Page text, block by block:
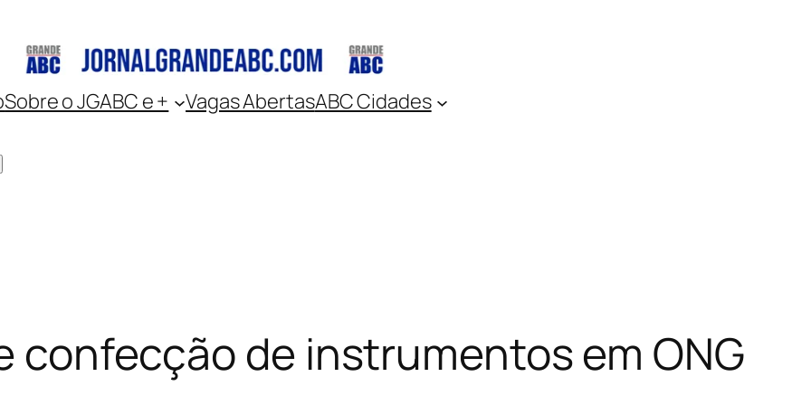
Sobre o JGABC e + Vagas AbertasABC Cidades
confecção de instrumentos em ONG